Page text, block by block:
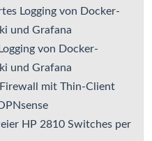
Logging von Docker-
und Grafana
von Docker-
und Grafana
mit Thin-Client
HP 2810 Switches per